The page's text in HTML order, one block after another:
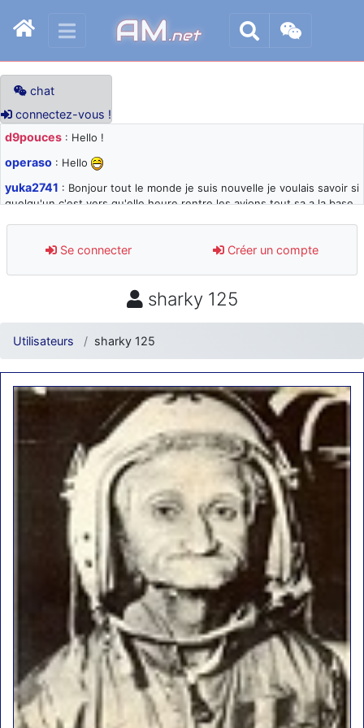
AM.net
chat
connectez-vous !
d9pouces : Hello !
operaso : Hello
yuka2741 : Bonjour tout le monde je suis nouvelle je voulais savoir si
quelqu'un c'est vers qu'elle heure rentre les avions tout sa a la base
d9pouces: désolé pour les quelques blocages du site ces derniers
jours : je teste des méthodes contre le spam et les bots trop nocifs
: Super, la nouvelle bannière
d9pouces
: je suis un avion@,._,+ > lesquels ? je ne suis pas sûr de
comprendre
d9pouces: ouakamois > si tu parles du sujet sur l'Armée de l'Air,
bien sûr que oui !
je suis un avion@,._,+: Bonjour je viens d'arriver il y a quelques
moi et quelques avions n'ont pas les mêmes noms qu'aujourd'hui
: Bonjourà toutes et à tous.en espérantque ces
quelques images du Pays Basque vous auront plu ; Agur…
d9pouces: Je me rattraperai à la Ferté samedi
: Malheureusement non un peu trop loin pour moi !
: Bonjour, certains parmis vous étaient-ils présent au
meeting de Lann Bihoué de 2026 ?
cachée dans les pins
: Coucou et excellente année 2026 à tous et
: Bonne année et tous mes meilleurs voeux à tous pour
little boy
: je vous souhaite un bon réveillon pour cette nouvelle
année!
jericho
: Merci D9pouces, à mon tour de souhaiter un Joyeux Noël
Se connecter Créer un compte
sharky 125
Utilisateurs sharky 125